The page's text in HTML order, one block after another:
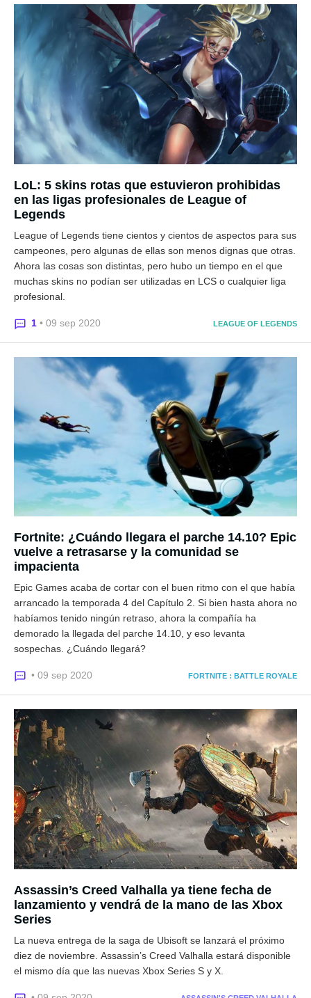
LoL: 5 skins rotas que estuvieron prohibidas
en las ligas profesionales de League of
Legends
League of Legends tiene cientos y cientos de aspectos para sus
campeones, pero algunas de ellas son menos dignas que otras.
Ahora las cosas son distintas, pero hubo un tiempo en el que
muchas skins no podían ser utilizadas en LCS o cualquier liga
profesional.
1 • 09 sep 2020 LEAGUE OF LEGENDS
Fortnite: ¿Cuándo llegara el parche 14.10? Epic
vuelve a retrasarse y la comunidad se
impacienta
Epic Games acaba de cortar con el buen ritmo con el que había
arrancado la temporada 4 del Capítulo 2. Si bien hasta ahora no
habíamos tenido ningún retraso, ahora la compañía ha
demorado la llegada del parche 14.10, y eso levanta
sospechas. ¿Cuándo llegará?
• 09 sep 2020 FORTNITE : BATTLE ROYALE
Assassin’s Creed Valhalla ya tiene fecha de
lanzamiento y vendrá de la mano de las Xbox
Series
La nueva entrega de la saga de Ubisoft se lanzará el próximo
diez de noviembre. Assassin’s Creed Valhalla estará disponible
el mismo día que las nuevas Xbox Series S y X.